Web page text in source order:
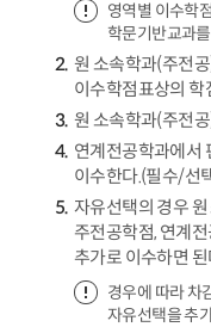
영역별 이수학
학문기반교과
원 소속학과(주전
이수학점표상의 학
원 소속학과(주전
연계전공학과에서
이수한다.(필수/선
자유선택의 경우
주전공학점, 연계
추가로 이수하면 된
경우에 따라 차
자유선택을 추